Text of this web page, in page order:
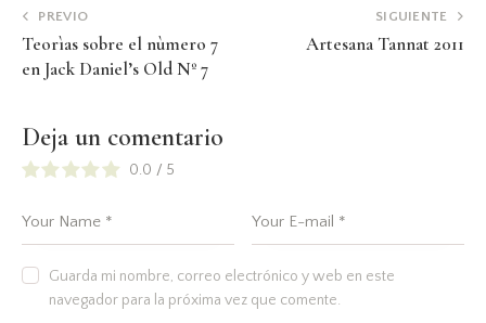
PREVIO
Teorìas sobre el nùmero 7
en Jack Daniel’s Old Nº 7
SIGUIENTE
Artesana Tannat 2011
Deja un comentario
0.0 / 5
Guarda mi nombre, correo electrónico y web en este
navegador para la próxima vez que comente.